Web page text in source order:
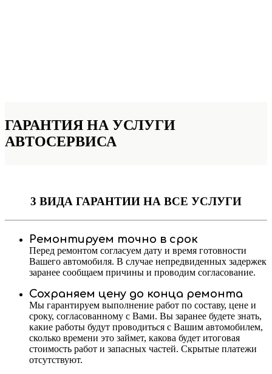
ГАРАНТИЯ НА УСЛУГИ
АВТОСЕРВИСА
3 ВИДА ГАРАНТИИ НА ВСЕ УСЛУГИ
Ремонтируем точно в срок
Перед ремонтом согласуем дату и время готовности
Вашего автомобиля. В случае непредвиденных задержек
заранее сообщаем причины и проводим согласование.
Сохраняем цену до конца ремонта
Мы гарантируем выполнение работ по составу, цене и
сроку, согласованному с Вами. Вы заранее будете знать,
какие работы будут проводиться с Вашим автомобилем,
сколько времени это займет, какова будет итоговая
стоимость работ и запасных частей. Скрытые платежи
отсутствуют.